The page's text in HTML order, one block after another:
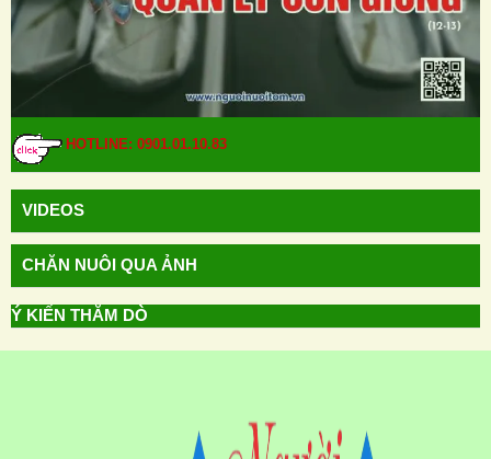
HOTLINE: 0901.01.10.83
VIDEOS
CHĂN NUÔI QUA ẢNH
Ý KIẾN THĂM DÒ